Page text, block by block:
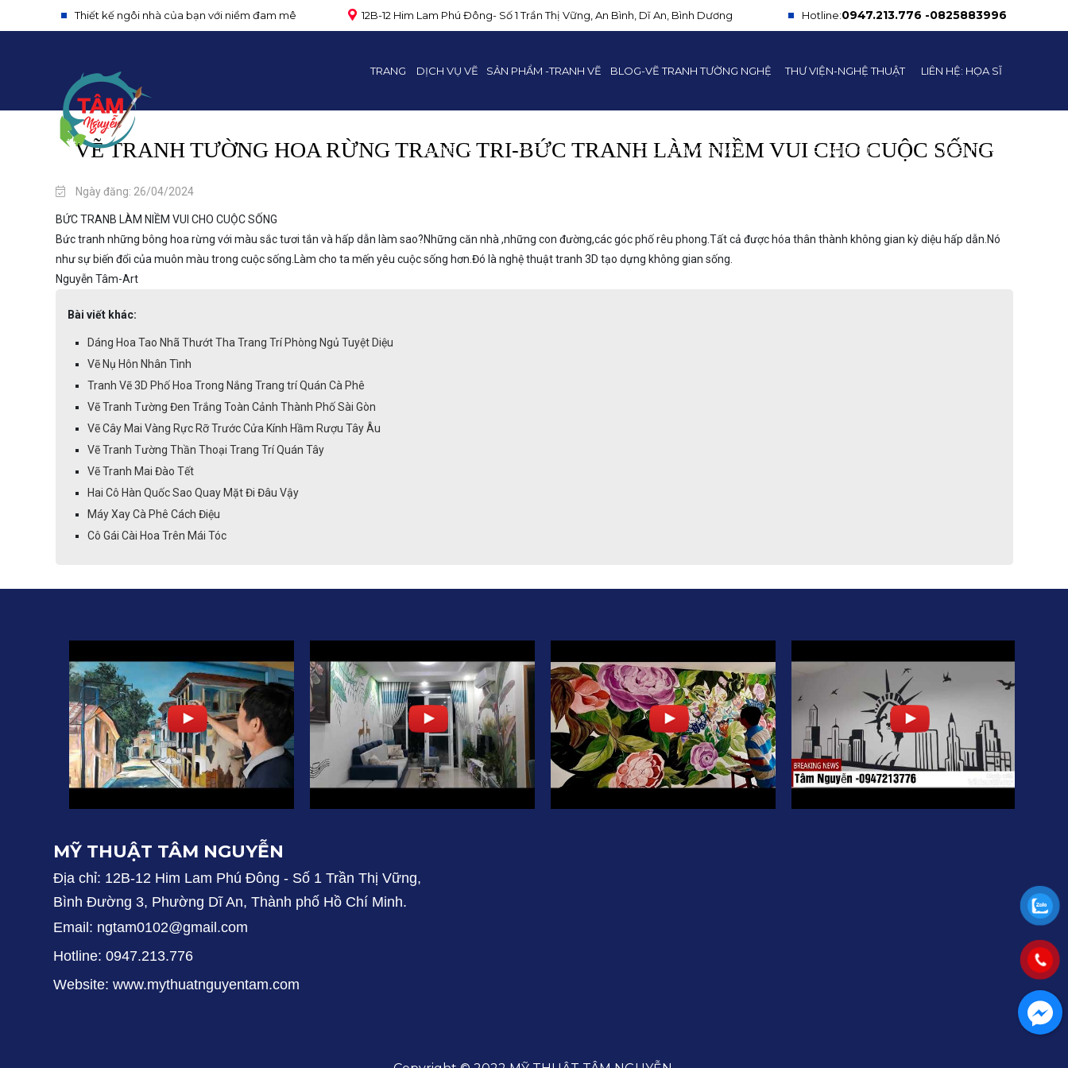
Thiết kế ngôi nhà của bạn với niềm đam mê 12B-12 Him Lam Phú Đông- Số 1 Trần Thị Vững, An Bình, Dĩ An, Bình Dương Hotline:0947.213.776 -0825883996
TRANG
CHỦ
DỊCH VỤ VẼ
TRANG TRÍ
SẢN PHẨM -TRANH VẼ
VÀ TÁC GIẢ
BLOG-VẼ TRANH TƯỜNG NGHỆ
THUẬT TẠI VIỆT NAM
THƯ VIỆN-NGHỆ THUẬT
TRANH TƯỜNG
LIÊN HỆ: HỌA SĨ
NGUYỄN TÂM
VẼ TRANH TƯỜNG HOA RỪNG TRANG TRI-BỨC TRANH LÀM NIỀM VUI CHO CUỘC SỐNG
Ngày đăng: 26/04/2024
BỨC TRANB LÀM NIỀM VUI CHO CUỘC SỐNG
Bức tranh những bông hoa rừng với màu sắc tươi tắn và hấp dẫn làm sao?Những căn nhà ,những con đường,các góc phố rêu phong.Tất cả được hóa thân thành không gian kỳ diệu hấp dẫn.Nó
như sự biến đổi của muôn màu trong cuộc sống.Làm cho ta mến yêu cuộc sống hơn.Đó là nghệ thuật tranh 3D tạo dựng không gian sống.
Nguyễn Tâm-Art
Bài viết khác:
Dáng Hoa Tao Nhã Thướt Tha Trang Trí Phòng Ngủ Tuyệt Diệu
Vẽ Nụ Hôn Nhân Tình
Tranh Vẽ 3D Phố Hoa Trong Nắng Trang trí Quán Cà Phê
Vẽ Tranh Tường Đen Trắng Toàn Cảnh Thành Phố Sài Gòn
Vẽ Cây Mai Vàng Rực Rỡ Trước Cửa Kính Hầm Rượu Tây Âu
Vẽ Tranh Tường Thần Thoại Trang Trí Quán Tây
Vẽ Tranh Mai Đào Tết
Hai Cô Hàn Quốc Sao Quay Mặt Đi Đâu Vậy
Máy Xay Cà Phê Cách Điệu
Cô Gái Cài Hoa Trên Mái Tóc
MỸ THUẬT TÂM NGUYỄN
Địa chỉ: 12B-12 Him Lam Phú Đông - Số 1 Trần Thị Vững,
Bình Đường 3, Phường Dĩ An, Thành phố Hồ Chí Minh.
Email: ngtam0102@gmail.com
Hotline: 0947.213.776
Website: www.mythuatnguyentam.com